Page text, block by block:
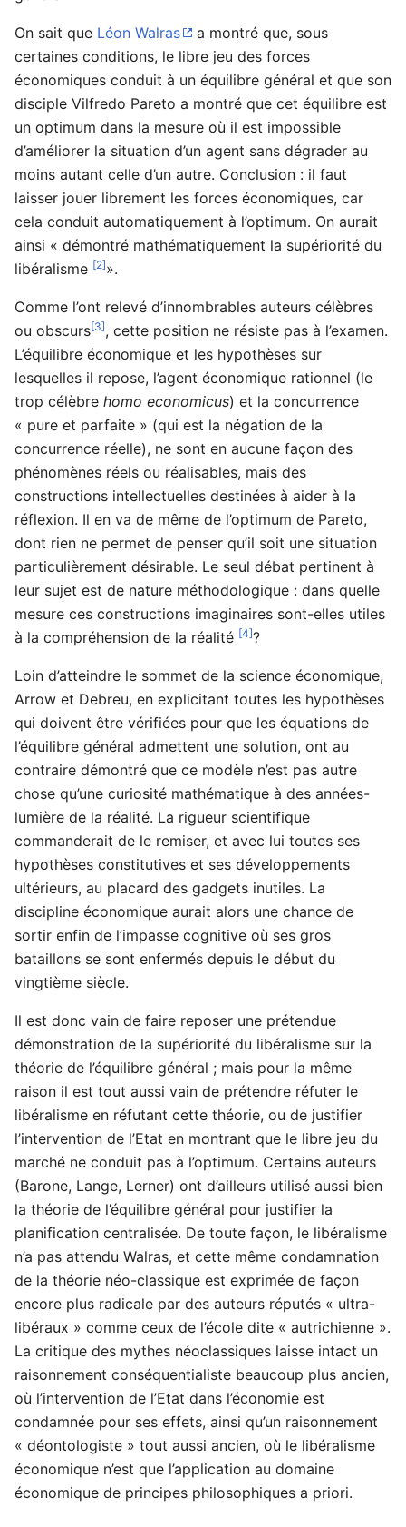
On sait que Léon Walras
a montré que, sous
certaines conditions, le libre jeu des forces
économiques conduit à un équilibre général et que son
disciple Vilfredo Pareto a montré que cet équilibre est
un optimum dans la mesure où il est impossible
d’améliorer la situation d’un agent sans dégrader au
moins autant celle d’un autre. Conclusion : il faut
laisser jouer librement les forces économiques, car
cela conduit automatiquement à l’optimum. On aurait
ainsi « démontré mathématiquement la supériorité du
libéralisme [2]».
Comme l’ont relevé d’innombrables auteurs célèbres
ou obscurs[3], cette position ne résiste pas à l’examen.
L’équilibre économique et les hypothèses sur
lesquelles il repose, l’agent économique rationnel (le
trop célèbre homo economicus) et la concurrence
« pure et parfaite » (qui est la négation de la
concurrence réelle), ne sont en aucune façon des
phénomènes réels ou réalisables, mais des
constructions intellectuelles destinées à aider à la
réflexion. Il en va de même de l’optimum de Pareto,
dont rien ne permet de penser qu’il soit une situation
particulièrement désirable. Le seul débat pertinent à
leur sujet est de nature méthodologique : dans quelle
mesure ces constructions imaginaires sont-elles utiles
à la compréhension de la réalité [4]?
Loin d’atteindre le sommet de la science économique,
Arrow et Debreu, en explicitant toutes les hypothèses
qui doivent être vérifiées pour que les équations de
l’équilibre général admettent une solution, ont au
contraire démontré que ce modèle n’est pas autre
chose qu’une curiosité mathématique à des années-
lumière de la réalité. La rigueur scientifique
commanderait de le remiser, et avec lui toutes ses
hypothèses constitutives et ses développements
ultérieurs, au placard des gadgets inutiles. La
discipline économique aurait alors une chance de
sortir enfin de l’impasse cognitive où ses gros
bataillons se sont enfermés depuis le début du
vingtième siècle.
Il est donc vain de faire reposer une prétendue
démonstration de la supériorité du libéralisme sur la
théorie de l’équilibre général ; mais pour la même
raison il est tout aussi vain de prétendre réfuter le
libéralisme en réfutant cette théorie, ou de justifier
l’intervention de l’Etat en montrant que le libre jeu du
marché ne conduit pas à l’optimum. Certains auteurs
(Barone, Lange, Lerner) ont d’ailleurs utilisé aussi bien
la théorie de l’équilibre général pour justifier la
planification centralisée. De toute façon, le libéralisme
n’a pas attendu Walras, et cette même condamnation
de la théorie néo-classique est exprimée de façon
encore plus radicale par des auteurs réputés « ultra-
libéraux » comme ceux de l’école dite « autrichienne ».
La critique des mythes néoclassiques laisse intact un
raisonnement conséquentialiste beaucoup plus ancien,
où l’intervention de l’Etat dans l’économie est
condamnée pour ses effets, ainsi qu’un raisonnement
« déontologiste » tout aussi ancien, où le libéralisme
économique n’est que l’application au domaine
économique de principes philosophiques a priori.